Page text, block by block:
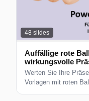
48 slides
Auffällige rote
wirkungsvolle
Werten Sie Ihre
Vorlagen mit roten